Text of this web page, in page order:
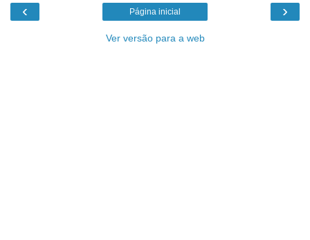
‹ ›
Página inicial
Ver versão para a web